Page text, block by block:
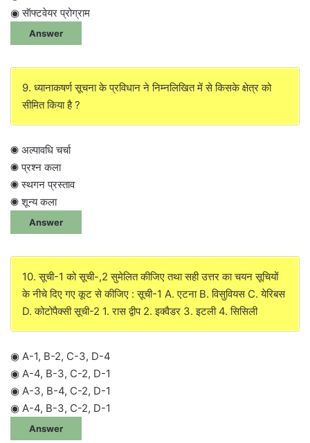
◉ सॅाफ्टवेयर प्रोग्राम
Answer
9. ध्यानाकषर्ण सूचना के प्रविधान ने निम्नलिखित में से किसके क्षेत्र को
सीमित किया है ?
◉ अल्पावधि चर्चा
◉ प्रश्न कला
◉ स्थगन प्रस्ताव
◉ शून्य कला
Answer
10. सूची-1 को सूची-,2 सुमेलित कीजिए तथा सही उत्तर का चयन सूचियों
के नीचे दिए गए कूट से कीजिए : सूची-1 A. एटना B. विसुवियस C. येरिबस
D. कोटोपैक्सी सूची-2 1. रास द्वीप 2. इक्वैडर 3. इटली 4. सिसिली
◉ A-1, B-2, C-3, D-4
◉ A-4, B-3, C-2, D-1
◉ A-3, B-4, C-2, D-1
◉ A-4, B-3, C-2, D-1
Answer